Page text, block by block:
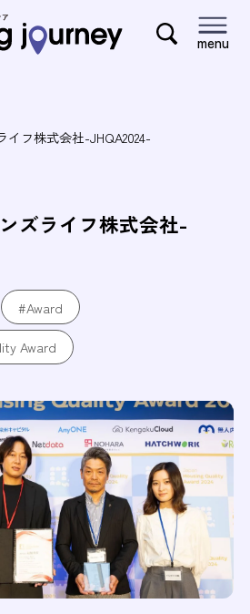
menu
イフ株式会社-JHQA2024-
ズライフ株式会社-
#Award
Award